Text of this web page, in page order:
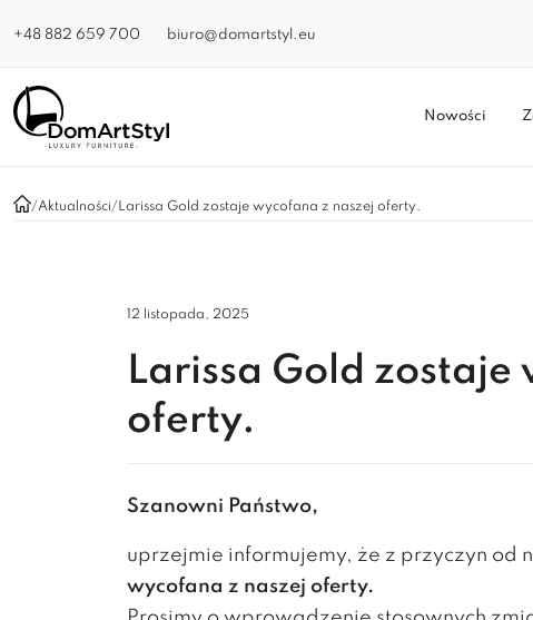
+48 882 659 700 biuro@domartstyl.eu
Nowości
/Aktualności/ Larissa Gold zostaje wycofana z naszej oferty.
12 listopada, 2025
Larissa Gold zostaje
oferty.
Szanowni Państwo,
uprzejmie informujemy, że z przyczyn od
wycofana z naszej oferty.